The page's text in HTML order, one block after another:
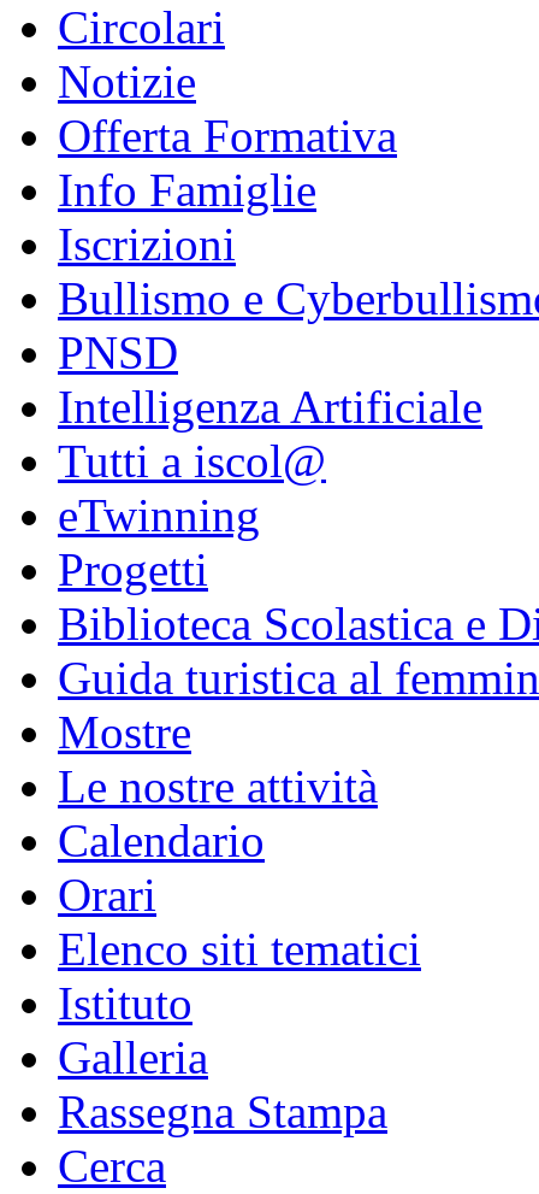
Circolari
Notizie
Offerta Formativa
Info Famiglie
Iscrizioni
Bullismo e
PNSD
Intelligenza Artificiale
Tutti a iscol@
eTwinning
Progetti
Biblioteca Scolastica e
Guida turistica al
Mostre
Le nostre attività
Calendario
Orari
Elenco siti tematici
Istituto
Galleria
Rassegna Stampa
Cerca